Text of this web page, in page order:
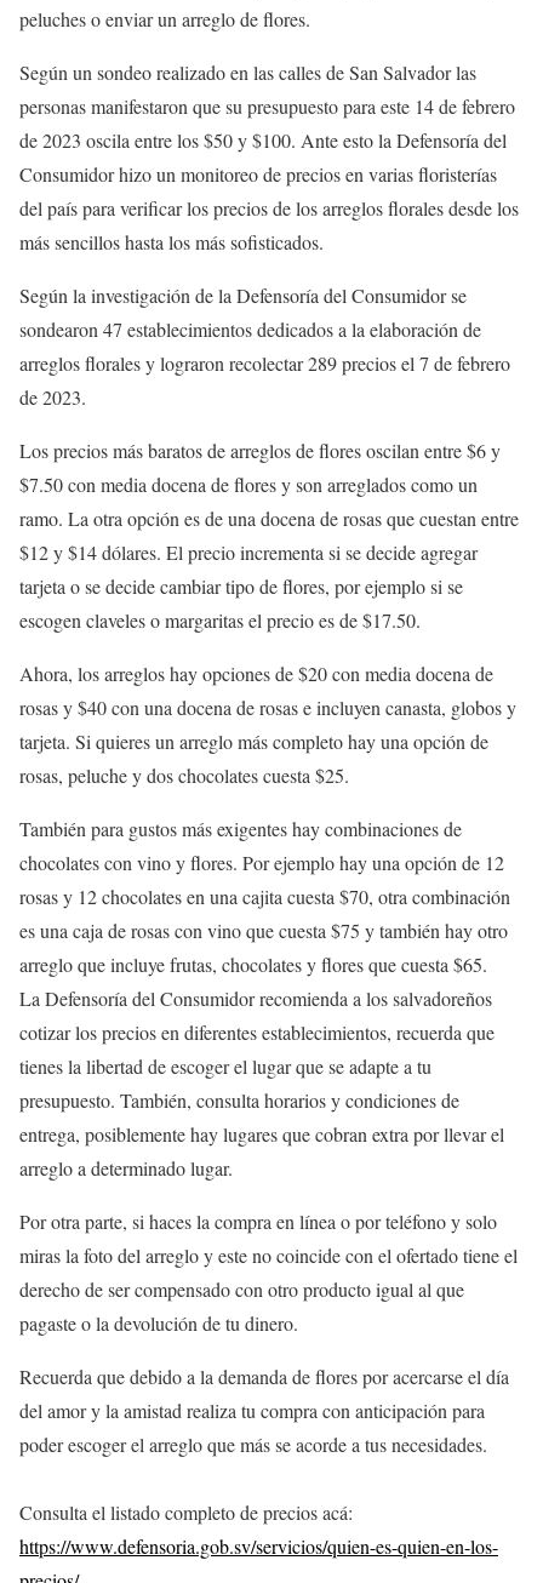
peluches o enviar un arreglo de flores.
Según un sondeo realizado en las calles de San Salvador las
personas manifestaron que su presupuesto para este 14 de febrero
de 2023 oscila entre los $50 y $100. Ante esto la Defensoría del
Consumidor hizo un monitoreo de precios en varias floristerías
del país para verificar los precios de los arreglos florales desde los
más sencillos hasta los más sofisticados.
Según la investigación de la Defensoría del Consumidor se
sondearon 47 establecimientos dedicados a la elaboración de
arreglos florales y lograron recolectar 289 precios el 7 de febrero
de 2023.
Los precios más baratos de arreglos de flores oscilan entre $6 y
$7.50 con media docena de flores y son arreglados como un
ramo. La otra opción es de una docena de rosas que cuestan entre
$12 y $14 dólares. El precio incrementa si se decide agregar
tarjeta o se decide cambiar tipo de flores, por ejemplo si se
escogen claveles o margaritas el precio es de $17.50.
Ahora, los arreglos hay opciones de $20 con media docena de
rosas y $40 con una docena de rosas e incluyen canasta, globos y
tarjeta. Si quieres un arreglo más completo hay una opción de
rosas, peluche y dos chocolates cuesta $25.
También para gustos más exigentes hay combinaciones de
chocolates con vino y flores. Por ejemplo hay una opción de 12
rosas y 12 chocolates en una cajita cuesta $70, otra combinación
es una caja de rosas con vino que cuesta $75 y también hay otro
arreglo que incluye frutas, chocolates y flores que cuesta $65.
La Defensoría del Consumidor recomienda a los salvadoreños
cotizar los precios en diferentes establecimientos, recuerda que
tienes la libertad de escoger el lugar que se adapte a tu
presupuesto. También, consulta horarios y condiciones de
entrega, posiblemente hay lugares que cobran extra por llevar el
arreglo a determinado lugar.
Por otra parte, si haces la compra en línea o por teléfono y solo
miras la foto del arreglo y este no coincide con el ofertado tiene el
derecho de ser compensado con otro producto igual al que
pagaste o la devolución de tu dinero.
Recuerda que debido a la demanda de flores por acercarse el día
del amor y la amistad realiza tu compra con anticipación para
poder escoger el arreglo que más se acorde a tus necesidades.
Consulta el listado completo de precios acá:
https://www.defensoria.gob.sv/servicios/quien-es-quien-en-los-